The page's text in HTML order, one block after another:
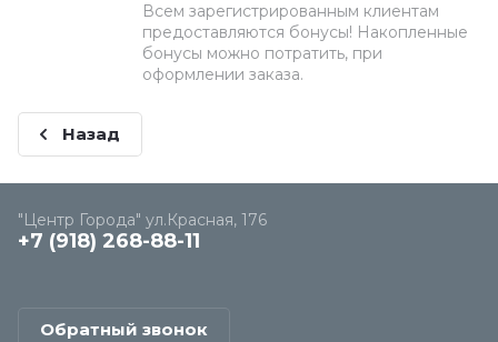
Всем зарегистрированным клиентам
предоставляются бонусы! Накопленные
бонусы можно потратить, при
оформлении заказа.
Назад
"Центр Города" ул.Красная, 176
+7 (918) 268-88-11
Обратный звонок